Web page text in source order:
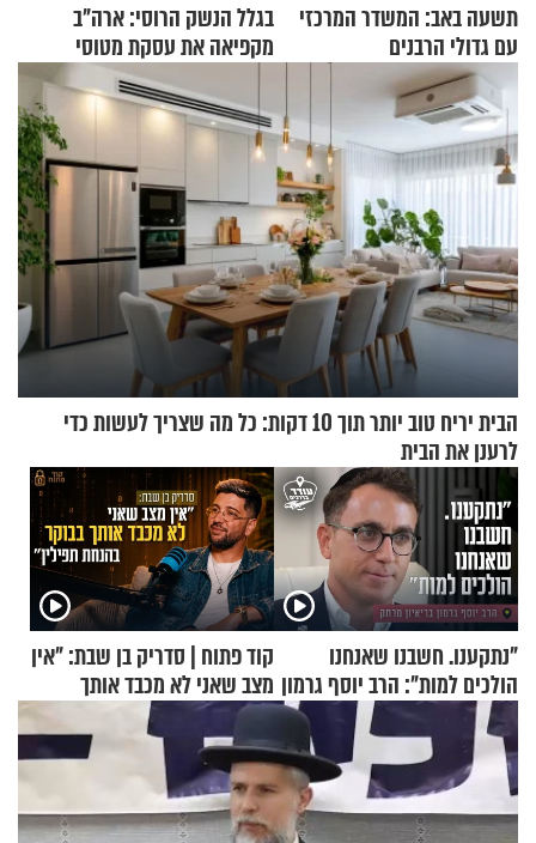
תשעה באב: המשדר המרכזי
עם גדולי הרבנים
בגלל הנשק הרוסי: ארה"ב
מקפיאה את עסקת מטוסי
הקרב לטורקיה
הבית יריח טוב יותר תוך 10 דקות: כל מה שצריך לעשות כדי
לרענן את הבית
"נתקענו. חשבנו שאנחנו
הולכים למות": הרב יוסף גרמון
בריאיון מרתק
קוד פתוח | סדריק בן שבת: "אין
מצב שאני לא מכבד אותך
בבוקר בהנחת תפילין"